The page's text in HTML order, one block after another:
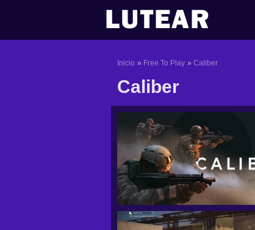
contenido
Inicio Free To Play Caliber
Caliber